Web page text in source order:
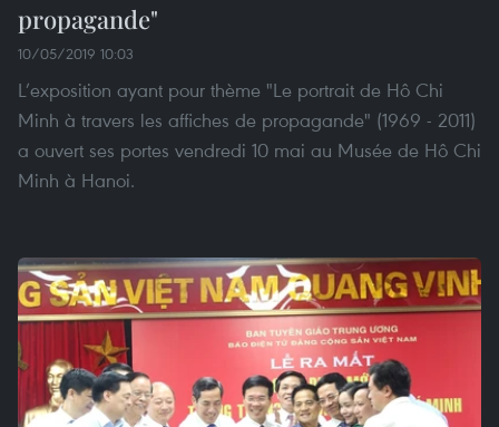
propagande"
10/05/2019 10:03
L’exposition ayant pour thème "Le portrait de Hô Chi
Minh à travers les affiches de propagande" (1969 - 2011)
a ouvert ses portes vendredi 10 mai au Musée de Hô Chi
Minh à Hanoi.